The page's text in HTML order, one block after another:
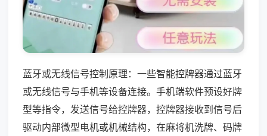
蓝牙或无线信号控制原理：一些智能控牌器通过蓝牙
或无线信号与手机等设备连接。手机端软件预设好牌
型等指令，发送信号给控牌器，控牌器接收到信号后
驱动内部微型电机或机械结构，在麻将机洗牌、码牌